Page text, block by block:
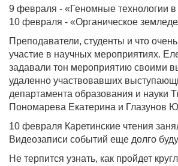
9 февраля - «Геномные технологии
10 февраля - «Органическое
Преподаватели, студенты и что
участие в научных мероприятиях.
задавали тон мероприятию своими
удаленно участвовавших
департамента образования и науки
Пономарева Екатерина и Глазунов
10 февраля Каретинские чтения
Видеозаписи событий еще долго
Не терпится узнать, как пройдет